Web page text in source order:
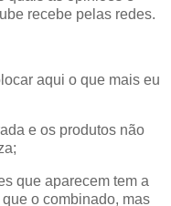
recebe pelas redes.
aqui o que mais eu
e os produtos não
que aparecem tem a
o combinado, mas